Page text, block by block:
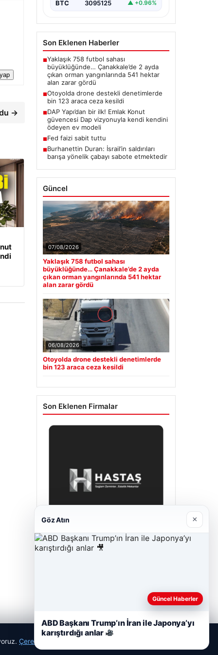
→
BTC 3095125 ▲ +0.96%
Son Eklenen Haberler
■Yaklaşık 758 futbol sahası
büyüklüğünde… Çanakkale’de 2 ayda
çıkan orman yangınlarında 541 hektar
alan zarar gördü
■Otoyolda drone destekli denetimlerde
bin 123 araca ceza kesildi
■DAP Yapı’dan bir ilk! Emlak Konut
güvencesi Dap vizyonuyla kendi kendini
ödeyen ev modeli
■Fed faizi sabit tuttu
■Burhanettin Duran: İsrail’in saldırıları
barışa yönelik çabayı sabote etmektedir
Güncel
07/08/2026
Yaklaşık 758 futbol sahası
büyüklüğünde… Çanakkale’de 2 ayda
çıkan orman yangınlarında 541 hektar
alan zarar gördü
06/08/2026
Otoyolda drone destekli denetimlerde
bin 123 araca ceza kesildi
Son Eklenen Firmalar
Çerez Politikamız
Göz Atın ×
Güncel Haberler
ABD Başkanı Trump’ın İran ile Japonya’yı
karıştırdığı anlar